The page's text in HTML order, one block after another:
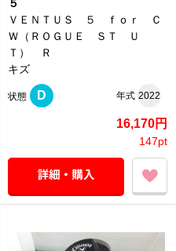
５
ＶＥＮＴＵＳ ５ ｆｏｒ Ｃ
Ｗ（ＲＯＧＵＥ ＳＴ Ｕ
Ｔ） Ｒ
キズ
状態 D 年式 2022
16,170円
147pt